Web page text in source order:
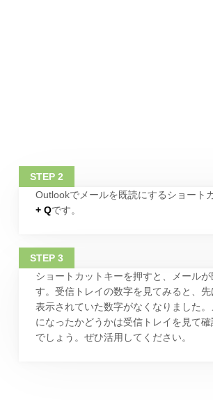
Outlookでメールを既読にするショート
+ Qです。
ショートカットキーを押すと、メールが
す。受信トレイの数字を見てみると、先
表示されていた数字がなくなりました
になったかどうかは受信トレイを見て
でしょう。ぜひ活用してください。